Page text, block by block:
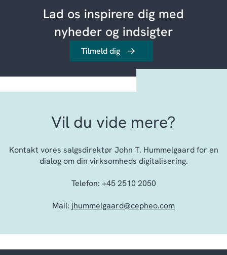
Lad os inspirere dig med
nyheder og indsigter
Tilmeld dig
Vil du vide mere?
Kontakt vores salgsdirektør John T. Hummelgaard for en
dialog om din virksomheds digitalisering.
Telefon: +45 2510 2050
Mail: jhummelgaard@cepheo.com